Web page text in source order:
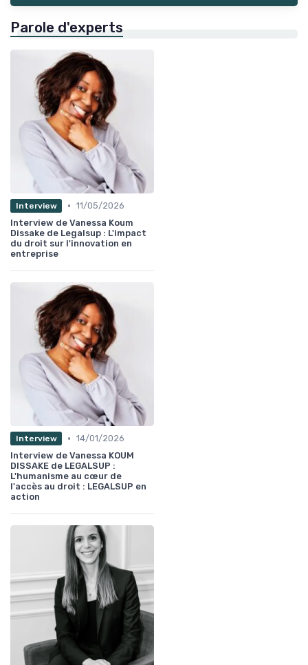
Parole d'experts
Interview • 11/05/2026
Interview de Vanessa Koum
Dissake de Legalsup : L'impact
du droit sur l'innovation en
entreprise
Interview • 14/01/2026
Interview de Vanessa KOUM
DISSAKE de LEGALSUP :
L'humanisme au cœur de
l'accès au droit : LEGALSUP en
action